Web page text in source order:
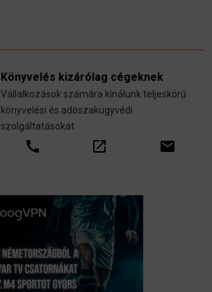
Könyvelés kizárólag cégeknek
Vállalkozások számára kínálunk teljeskörű
könyvelési és adószakügyvédi
szolgáltatásokat
call open_in_new email